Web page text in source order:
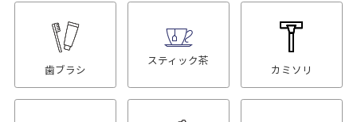
歯ブラシ
スティック茶
カミソリ